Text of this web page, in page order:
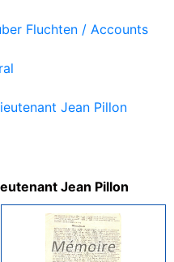
Fluchten / Accounts
Jean Pillon
Jean Pillon